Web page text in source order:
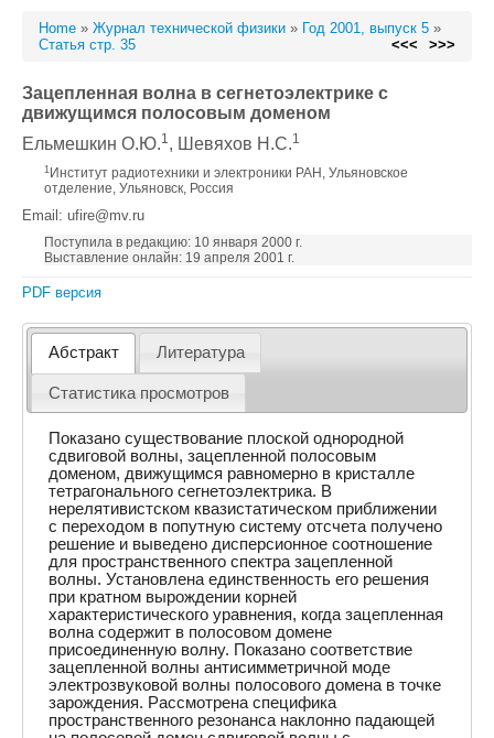
Home » Журнал технической физики » Год 2001, выпуск 5 »
Статья стр. 35
<<< >>>
Зацепленная волна в сегнетоэлектрике с
движущимся полосовым доменом
Ельмешкин О.Ю.1, Шевяхов Н.С.1
1 Институт радиотехники и электроники РАН, Ульяновское
отделение, Ульяновск, Россия
Email: ufire@mv.ru
Поступила в редакцию: 10 января 2000 г.
Выставление онлайн: 19 апреля 2001 г.
PDF версия
Абстракт Литература
Статистика просмотров
Показано существование плоской однородной
сдвиговой волны, зацепленной полосовым
доменом, движущимся равномерно в кристалле
тетрагонального сегнетоэлектрика. В
нерелятивистском квазистатическом приближении
с переходом в попутную систему отсчета получено
решение и выведено дисперсионное соотношение
для пространственного спектра зацепленной
волны. Установлена единственность его решения
при кратном вырождении корней
характеристического уравнения, когда зацепленная
волна содержит в полосовом домене
присоединенную волну. Показано соответствие
зацепленной волны антисимметричной моде
электрозвуковой волны полосового домена в точке
зарождения. Рассмотрена специфика
пространственного резонанса наклонно падающей